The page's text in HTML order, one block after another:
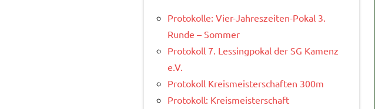
Protokolle: Vier-Jahreszeiten-Pokal 3.
Runde – Sommer
Protokoll 7. Lessingpokal der SG Kamenz
e.V.
Protokoll Kreismeisterschaften 300m
Protokoll: Kreismeisterschaft